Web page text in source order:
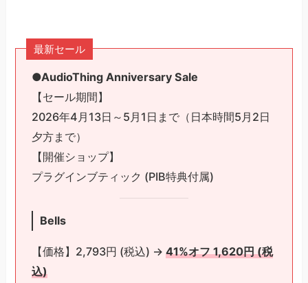
最新セール
●AudioThing Anniversary Sale
【セール期間】
2026年4月13日～5月1日まで（日本時間5月2日
夕方まで）
【開催ショップ】
プラグインブティック (PIB特典付属)
Bells
【価格】2,793円 (税込) → 41%オフ 1,620円 (税
込)